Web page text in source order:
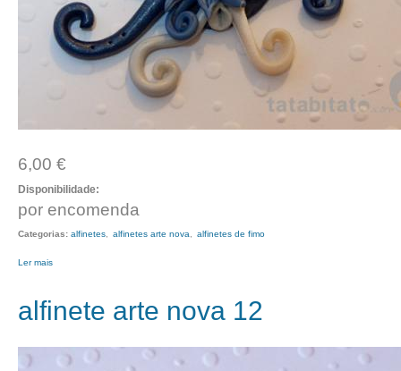
6,00 €
Disponibilidade:
por encomenda
Categorias: alfinetes alfinetes arte nova alfinetes de fimo
Ler mais
alfinete arte nova 12